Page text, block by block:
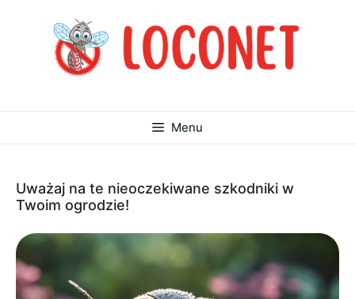
Menu
Uważaj na te nieoczekiwane szkodniki w
Twoim ogrodzie!